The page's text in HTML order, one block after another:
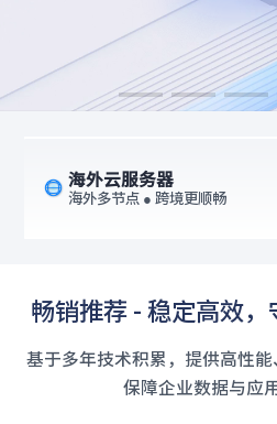
海外云服务器
海外多节点 ● 跨境更顺畅
畅销推荐 - 稳定高效
基于多年技术积累，提供高性能
保障企业数据与应